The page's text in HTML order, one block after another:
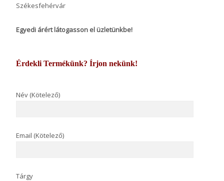
Székesfehérvár
Egyedi árért látogasson el üzletünkbe!
Érdekli Termékünk? Írjon nekünk!
Név (Kötelező)
Email (Kötelező)
Tárgy